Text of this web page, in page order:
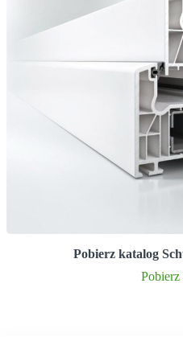
Pobierz katalog
Pobierz